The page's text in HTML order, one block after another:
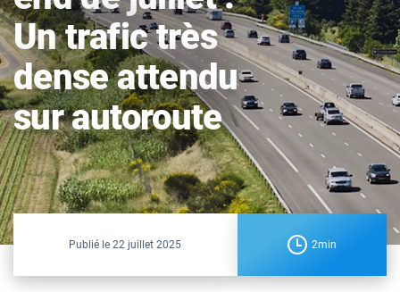
Un trafic très
dense attendu
sur autoroute
Publié le22 juillet 2025 2min